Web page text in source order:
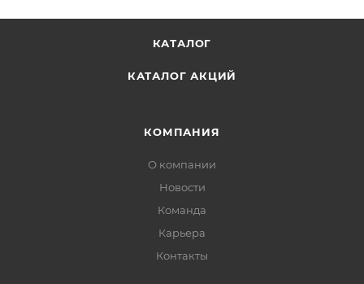
КАТАЛОГ
КАТАЛОГ АКЦИЙ
КОМПАНИЯ
О компании
Новости
Команда
Карьера
Контакты